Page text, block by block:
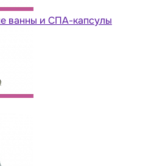
ванны и СПА-капсулы